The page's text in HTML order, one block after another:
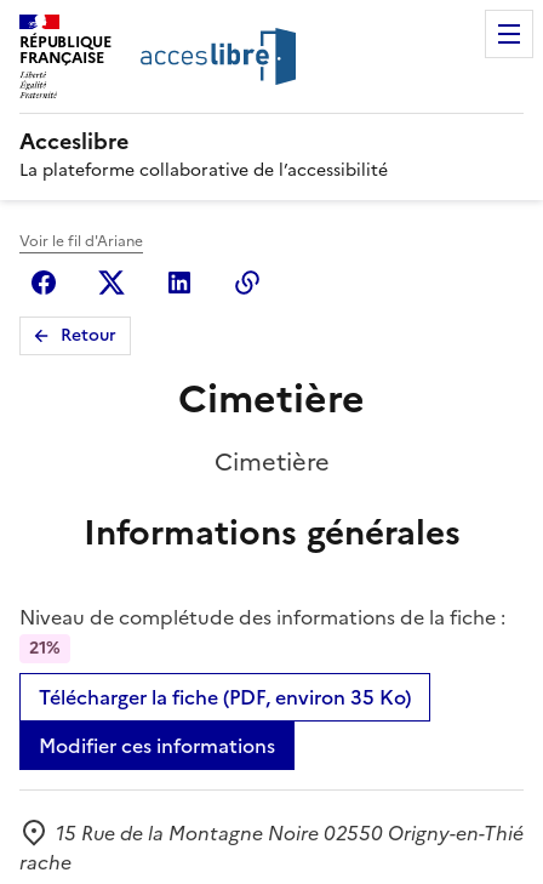
RÉPUBLIQUE
FRANÇAISE
Acceslibre
La plateforme collaborative de l’accessibilité
Voir le fil d'Ariane
FacebookX (anciennement Twitter)
Linkedin
Retour
Cimetière
Cimetière
Informations générales
Niveau de complétude des informations de la fiche :
21%
Télécharger la fiche (PDF, environ 35 Ko)
Modifier ces informations
Adresse
15 Rue de la Montagne Noire 02550 Origny-en-Thié
rache